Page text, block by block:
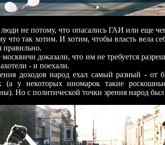
потому, что опасались ГАИ или еще
что так хотим. И хотим, чтобы власть вела
правильно.
доказали, что им не требуется
- и поехали.
народ ехал самый разный - от
(а у некоторых иномарок такие
Но с политической точки зрения народ был